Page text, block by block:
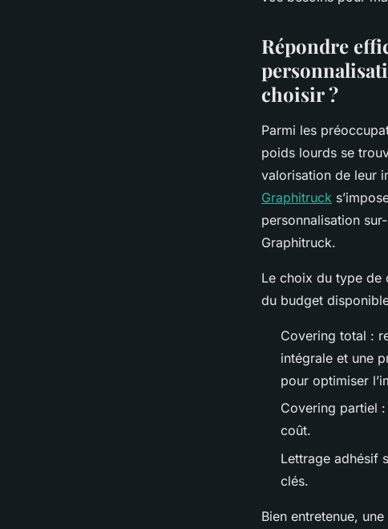
Répondre
choisir ?
Parmi les
poids lourds se
valorisation de leur
Graphitruck
personnalisation
Graphitruck.
Le choix du type de
du budget
Covering total :
intégrale et une
pour optimiser
Covering partiel
coût.
Lettrage adhésif
clés.
Bien entretenue,